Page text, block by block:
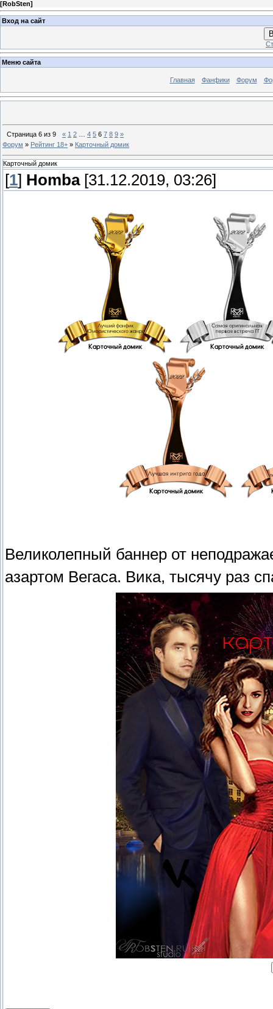
[RobSten]
Вход на сайт
Меню сайта
Главная Фанфики Форум
Страница 6 из 9 « 1 2 4 5 6 7 8 9 »
Форум » Рейтинг 18+ » Карточный домик
Карточный домик
[1] Homba[31.12.2019, 03:26]
Великолепный баннер от
азартом Вегаса. Вика, тысячу раз